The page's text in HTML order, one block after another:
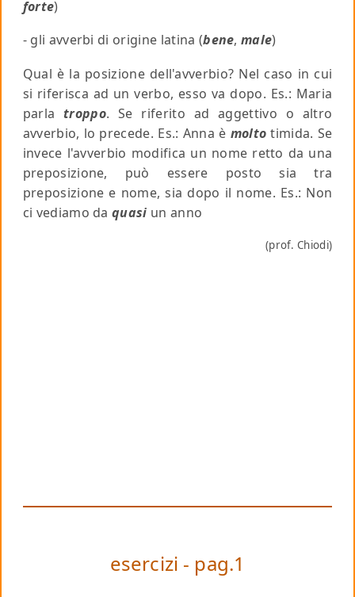
forte)
- gli avverbi di origine latina (bene,male)
Qual è la posizione dell'avverbio? Nel caso in cui
si riferisca ad un verbo, esso va dopo. Es.: Maria
parla troppo. Se riferito ad aggettivo o altro
avverbio, lo precede. Es.: Anna è molto timida. Se
invece l'avverbio modifica un nome retto da una
preposizione, può essere posto sia tra
preposizione e nome, sia dopo il nome. Es.: Non
ci vediamo daquasi un anno
(prof. Chiodi)
esercizi - pag.1